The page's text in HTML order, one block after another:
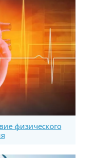
физического